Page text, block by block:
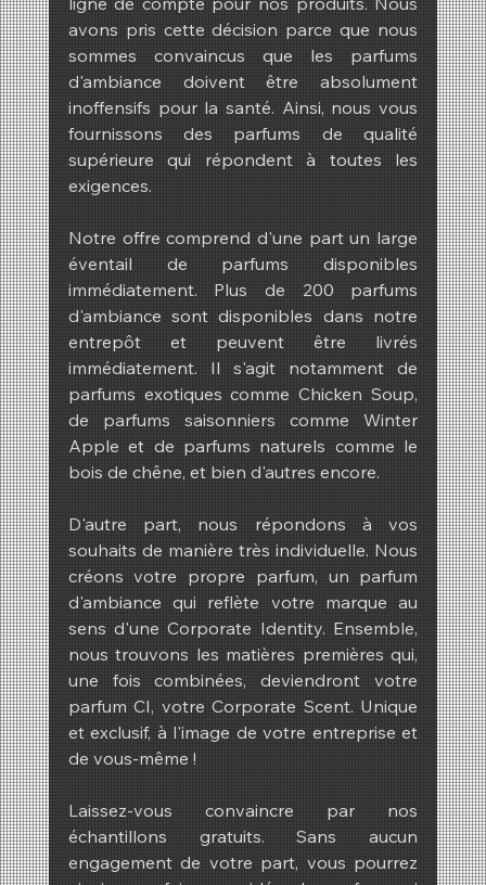
avons pris cette décision parce que nous
sommes convaincus que les parfums
d'ambiance doivent être absolument
inoffensifs pour la santé. Ainsi, nous vous
fournissons des parfums de qualité
supérieure qui répondent à toutes les
exigences.
Notre offre comprend d'une part un large
éventail de parfums disponibles
immédiatement. Plus de 200 parfums
d'ambiance sont disponibles dans notre
entrepôt et peuvent être livrés
immédiatement. Il s'agit notamment de
parfums exotiques comme Chicken Soup,
de parfums saisonniers comme Winter
Apple et de parfums naturels comme le
bois de chêne, et bien d'autres encore.
D'autre part, nous répondons à vos
souhaits de manière très individuelle. Nous
créons votre propre parfum, un parfum
d'ambiance qui reflète votre marque au
sens d'une Corporate Identity. Ensemble,
nous trouvons les matières premières qui,
une fois combinées, deviendront votre
parfum CI, votre Corporate Scent. Unique
et exclusif, à l'image de votre entreprise et
de vous-même !
Laissez-vous convaincre par nos
échantillons gratuits. Sans aucun
engagement de votre part, vous pourrez